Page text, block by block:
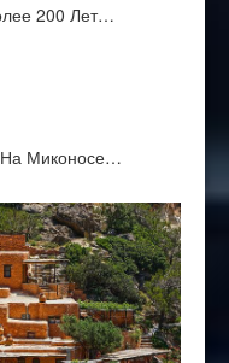
200 Лет…
На Миконосе…